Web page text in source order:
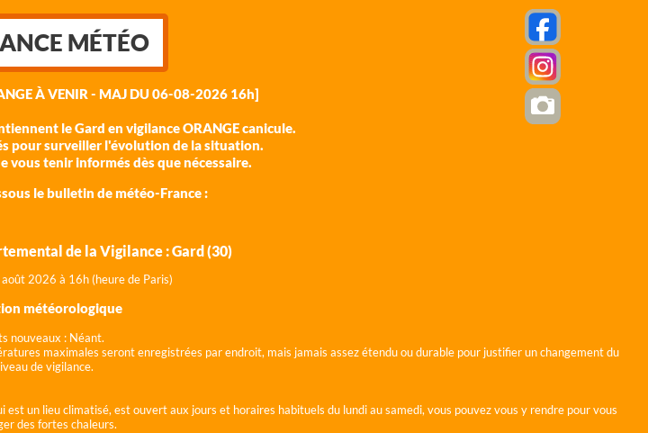
MÉTÉO
À VENIR - MAJ DU 06-08-2026 16h]
le Gard en vigilance ORANGE canicule.
pour surveiller l'évolution de la situation.
vous tenir informés dès que nécessaire.
le bulletin de météo-France :
de la Vigilance : Gard (30)
août 2026 à 16h (heure de Paris)
météorologique
nouveaux : Néant.
maximales seront enregistrées par endroit, mais jamais assez étendu ou durable pour justifier un changement du
de vigilance.
un lieu climatisé, est ouvert aux jours et horaires habituels du lundi au samedi, vous pouvez vous y rendre pour vous
des fortes chaleurs.